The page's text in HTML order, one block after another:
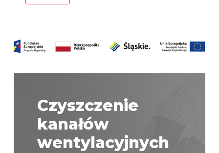
Czyszczenie
kanałów
wentylacyjnych